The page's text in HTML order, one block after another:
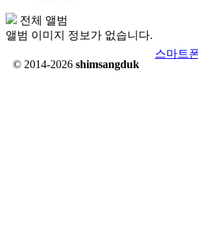
전체 앨범
앨범 이미지 정보가 없습니다.
© 2014-2026 shimsangduk
스마트